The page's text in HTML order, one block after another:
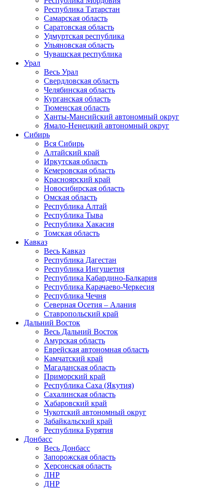
Республика Татарстан
Самарская область
Саратовская область
Удмуртская республика
Ульяновская область
Чувашская республика
Урал
Весь Урал
Свердловская область
Челябинская область
Курганская область
Тюменская область
Ханты-Мансийский автономный округ
Ямало-Ненецкий автономный округ
Сибирь
Вся Сибирь
Алтайский край
Иркутская область
Кемеровская область
Красноярский край
Новосибирская область
Омская область
Республика Алтай
Республика Тыва
Республика Хакасия
Томская область
Кавказ
Весь Кавказ
Республика Дагестан
Республика Ингушетия
Республика Кабардино-Балкария
Республика Карачаево-Черкесия
Республика Чечня
Северная Осетия – Алания
Ставропольский край
Дальний Восток
Весь Дальний Восток
Амурская область
Еврейская автономная область
Камчатский край
Магаданская область
Приморский край
Республика Саха (Якутия)
Сахалинская область
Хабаровский край
Чукотский автономный округ
Забайкальский край
Республика Бурятия
Донбасс
Весь Донбасс
Запорожская область
Херсонская область
ЛНР
ДНР